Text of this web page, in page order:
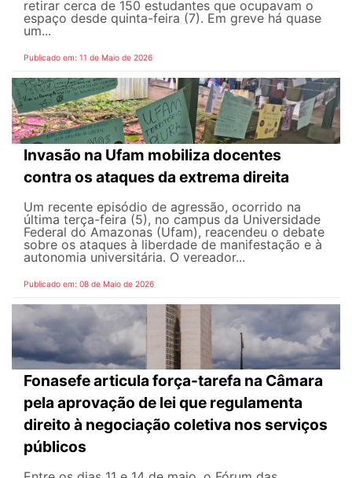
retirar cerca de 150 estudantes que ocupavam o
espaço desde quinta-feira (7). Em greve há quase
um...
Publicado em: 11 de Maio de 2026
Invasão na Ufam mobiliza docentes
contra os ataques da extrema direita
Um recente episódio de agressão, ocorrido na
última terça-feira (5), no campus da Universidade
Federal do Amazonas (Ufam), reacendeu o debate
sobre os ataques à liberdade de manifestação e à
autonomia universitária. O vereador...
Publicado em: 08 de Maio de 2026
Fonasefe articula força-tarefa na Câmara
pela aprovação de lei que regulamenta
direito à negociação coletiva nos serviços
públicos